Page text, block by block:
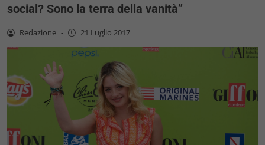
social? Sono la terra della vanità”
Redazione - 21 Luglio 2017